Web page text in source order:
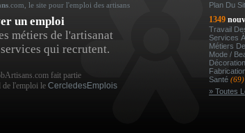
.com, le site pour l'emploi des artisans Plan Du
un emploi
métiers de l'artisanat
qui recrutent.
fait partie
de l'emploi le CercledesEmplois
1349
Travail
Services
Métiers
Mode /
Santé (69)
» Toutes